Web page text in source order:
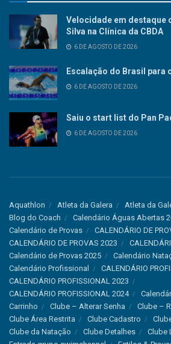
Velocidade em destaque
Silva na Clínica da CBDA
6 DE AGOSTO DE 2026
Escalação do Brasil para
6 DE AGOSTO DE 2026
Saiu o start list do Pan
6 DE AGOSTO DE 2026
Aquathlon Atleta da Galera Atleta da
Blog do Coach
Calendário Águas Abertas
Calendário de Provas
CALENDÁRIO DE
CALENDÁRIO DE PROVAS 2023
Calendário de Provas 2025
Calendário
Calendário Profissional
CALENDÁRIO
CALENDÁRIO PROFISSIONAL 2023
CALENDÁRIO PROFISSIONAL 2024
Carrinho
Clube – Alterar Senha
Clube –
Clube Área Restrita
Clube Cadastro
Clube da Natação
Clube Detalhes Clube